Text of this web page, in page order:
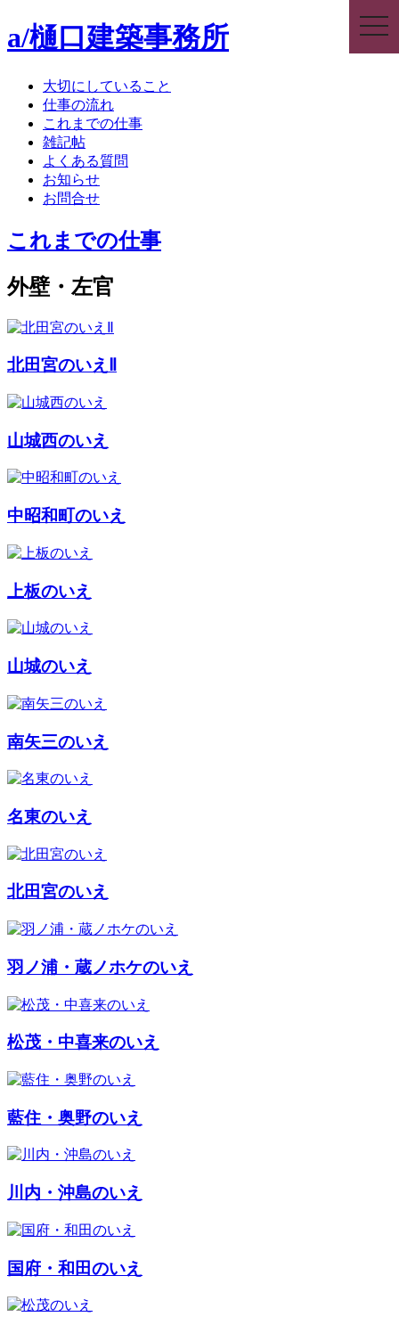
a/樋口建築事務所
大切にしていること
仕事の流れ
これまでの仕事
雑記帖
よくある質問
お知らせ
お問合せ
これまでの仕事
外壁・左官
北田宮のいえⅡ
山城西のいえ
中昭和町のいえ
上板のいえ
山城のいえ
南矢三のいえ
名東のいえ
北田宮のいえ
羽ノ浦・蔵ノホケのいえ
松茂・中喜来のいえ
藍住・奥野のいえ
川内・沖島のいえ
国府・和田のいえ